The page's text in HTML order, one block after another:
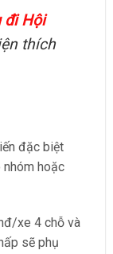
đi Hội
thích
đặc biệt
hoặc
xe 4 chỗ và
sẽ phụ